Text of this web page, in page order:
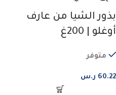
بذور الشيا من عارف
أوغلو | 200غ
متوفر
60.22 ر.س